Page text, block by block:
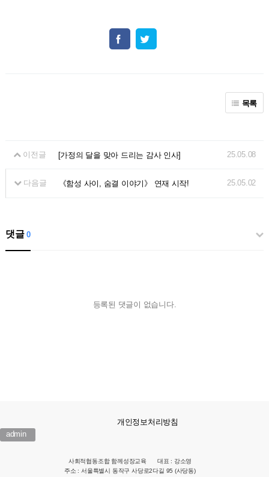
목록
이전글 [가정의 달을 맞아 드리는 감사 인사] 25.05.08
다음글 《함성 사이, 숨결 이야기》 연재 시작! 25.05.02
댓글0
등록된 댓글이 없습니다.
개인정보처리방침
admin
사회적협동조합 함께성장교육
대표 : 강소영
주소 : 서울특별시 동작구 사당로2다길 95 (사당동)